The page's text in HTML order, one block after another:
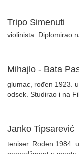
Tripo Simenuti
violinista. Diplomirao
Mihajlo - Bata
glumac, rođen 1923.
odsek. Studirao i na
Janko Tipsarević
teniser. Rođen 1984.